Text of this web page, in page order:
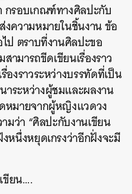
กรอบเกณฑ์ทางศิลปะกับ
ความหมายในชิ้นงาน ข้อ
ป ตราบที่งานศิลปะขอ
ามารถขีดเขียนเรื่องราว
งราวระหว่างบรรทัดที่เป็น
ระหว่างผู้ชมและผลงาน
หมายจากผู้หญิงแวดวง
มว่า “ศิลปะกับงานเขียน
นึ่งหยุดเกรงว่าอีกฝั่งจะมี
ขียน….